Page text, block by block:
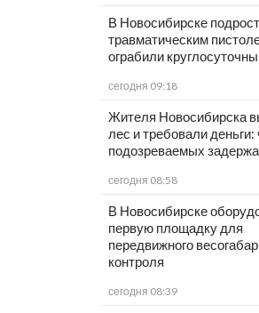
В Новосибирске
травматическим
ограбили
сегодня 09:18
Жителя Новосибирска
лес и требовали деньги:
подозреваемых
сегодня 08:58
В Новосибирске
первую площадку для
передвижного
контроля
сегодня 08:39